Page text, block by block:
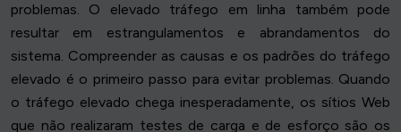
problemas. O elevado tráfego em linha também pode
resultar em estrangulamentos e abrandamentos do
sistema. Compreender as causas e os padrões do tráfego
elevado é o primeiro passo para evitar problemas. Quando
o tráfego elevado chega inesperadamente, os sítios Web
que não realizaram testes de carga e de esforço são os